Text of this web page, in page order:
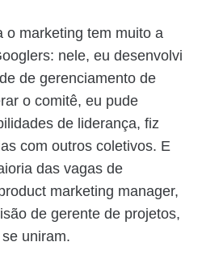
o marketing tem muito a
nele, eu desenvolvi
de gerenciamento de
o comitê, eu pude
de liderança, fiz
com outros coletivos. E
das vagas de
marketing manager,
de gerente de projetos,
uniram.